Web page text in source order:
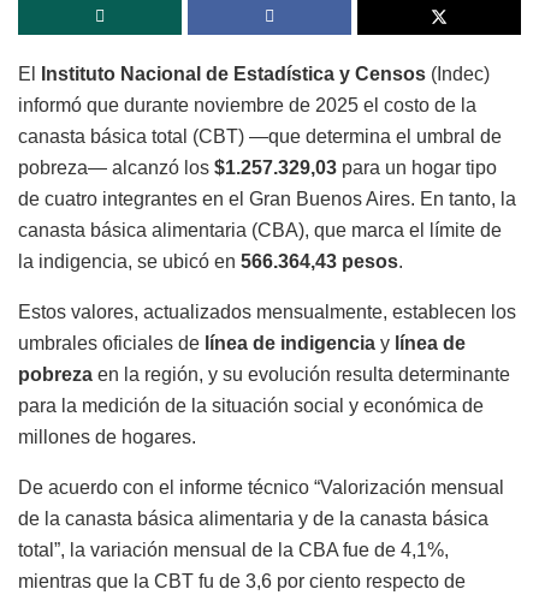
El Instituto Nacional de Estadística y Censos (Indec)
informó que durante noviembre de 2025 el costo de la
canasta básica total (CBT) —que determina el umbral de
pobreza— alcanzó los $1.257.329,03 para un hogar tipo
de cuatro integrantes en el Gran Buenos Aires. En tanto, la
canasta básica alimentaria (CBA), que marca el límite de
la indigencia, se ubicó en 566.364,43 pesos.
Estos valores, actualizados mensualmente, establecen los
umbrales oficiales de línea de indigencia y línea de
pobreza en la región, y su evolución resulta determinante
para la medición de la situación social y económica de
millones de hogares.
De acuerdo con el informe técnico “Valorización mensual
de la canasta básica alimentaria y de la canasta básica
total”, la variación mensual de la CBA fue de 4,1%,
mientras que la CBT fu de 3,6 por ciento respecto de